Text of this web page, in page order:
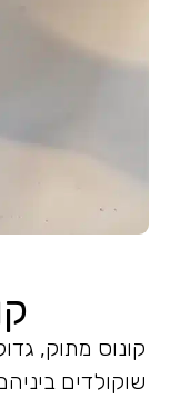
קונוס מתוק,
שוקולדים